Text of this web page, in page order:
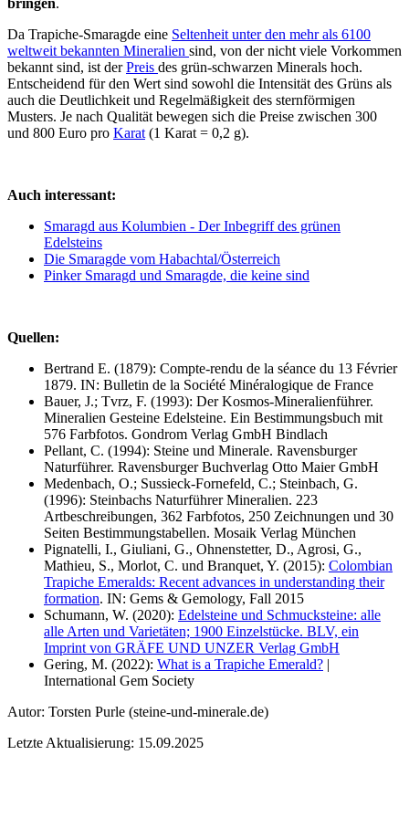
bringen.
Da Trapiche-Smaragde eine Seltenheit unter den mehr als 6100
weltweit bekannten Mineralien sind, von der nicht viele Vorkommen
bekannt sind, ist derPreis des grün-schwarzen Minerals hoch.
Entscheidend für den Wert sind sowohl die Intensität des Grüns als
auch die Deutlichkeit und Regelmäßigkeit des sternförmigen
Musters. Je nach Qualität bewegen sich die Preise zwischen 300
und 800 Euro pro Karat (1 Karat = 0,2 g).
Auch interessant:
Smaragd aus Kolumbien - Der Inbegriff des grünen
Edelsteins
Die Smaragde vom Habachtal/Österreich
Pinker Smaragd und Smaragde, die keine sind
Quellen:
Bertrand E. (1879): Compte-rendu de la séance du 13 Février
1879. IN: Bulletin de la Société Minéralogique de France
Bauer, J.; Tvrz, F. (1993): Der Kosmos-Mineralienführer.
Mineralien Gesteine Edelsteine. Ein Bestimmungsbuch mit
576 Farbfotos. Gondrom Verlag GmbH Bindlach
Pellant, C. (1994): Steine und Minerale. Ravensburger
Naturführer. Ravensburger Buchverlag Otto Maier GmbH
Medenbach, O.; Sussieck-Fornefeld, C.; Steinbach, G.
(1996): Steinbachs Naturführer Mineralien. 223
Artbeschreibungen, 362 Farbfotos, 250 Zeichnungen und 30
Seiten Bestimmungstabellen. Mosaik Verlag München
Pignatelli, I., Giuliani, G., Ohnenstetter, D., Agrosi, G.,
Mathieu, S., Morlot, C. und Branquet, Y. (2015): Colombian
Trapiche Emeralds: Recent advances in understanding their
formation. IN: Gems & Gemology, Fall 2015
Schumann, W. (2020): Edelsteine und Schmucksteine: alle
alle Arten und Varietäten; 1900 Einzelstücke. BLV, ein
Imprint von GRÄFE UND UNZER Verlag GmbH
Gering, M. (2022): What is a Trapiche Emerald? |
International Gem Society
Autor: Torsten Purle (steine-und-minerale.de)
Letzte Aktualisierung: 15.09.2025